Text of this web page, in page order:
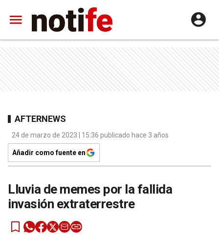
AFTERNEWS
24 de marzo de 2023 | 15:36 publicado hace 3 años
Añadir como fuente en
Lluvia de memes por la fallida
invasión extraterrestre